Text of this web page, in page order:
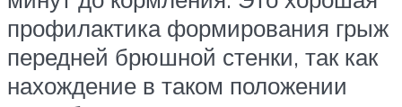
профилактика формирования грыж
передней брюшной стенки, так как
нахождение в таком положении